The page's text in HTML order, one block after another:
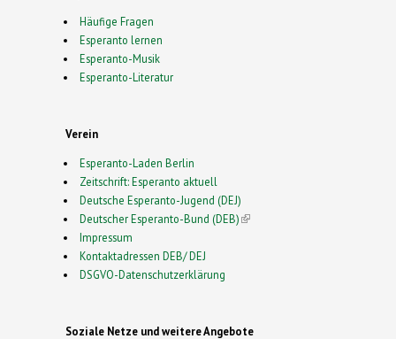
Häufige Fragen
Esperanto lernen
Esperanto-Musik
Esperanto-Literatur
Verein
Esperanto-Laden Berlin
Zeitschrift: Esperanto aktuell
Deutsche Esperanto-Jugend (DEJ)
Deutscher Esperanto-Bund (DEB)(link is external)
Impressum
Kontaktadressen DEB/ DEJ
DSGVO-Datenschutzerklärung
Soziale Netze und weitere Angebote